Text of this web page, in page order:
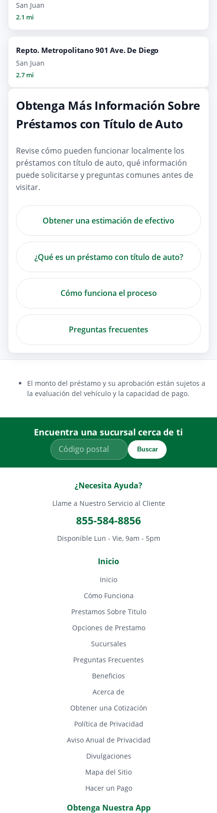
San Juan
2.1 mi
Repto. Metropolitano 901 Ave. De Diego
San Juan
2.7 mi
Obtenga Más Información Sobre
Préstamos con Título de Auto
Revise cómo pueden funcionar localmente los
préstamos con título de auto, qué información
puede solicitarse y preguntas comunes antes de
visitar.
Obtener una estimación de efectivo
¿Qué es un préstamo con título de auto?
Cómo funciona el proceso
Preguntas frecuentes
El monto del préstamo y su aprobación están sujetos a
la evaluación del vehículo y la capacidad de pago.
Encuentra una sucursal cerca de ti
Buscar
¿Necesita Ayuda?
Llame a Nuestro Servicio al Cliente
855-584-8856
Disponible Lun - Vie, 9am - 5pm
Inicio
Inicio
Cómo Funciona
Prestamos Sobre Titulo
Opciones de Prestamo
Sucursales
Preguntas Frecuentes
Beneficios
Acerca de
Obtener una Cotización
Política de Privacidad
Aviso Anual de Privacidad
Divulgaciones
Mapa del Sitio
Hacer un Pago
Obtenga Nuestra App